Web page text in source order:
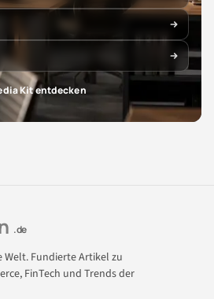
Kit entdecken
.de
Fundierte Artikel zu
FinTech und Trends der